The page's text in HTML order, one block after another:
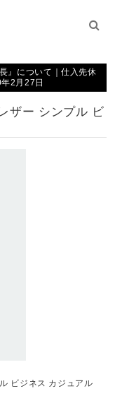
』について｜仕入先休
2月27日
ザー シンプル ビ
ビジネス カジュアル